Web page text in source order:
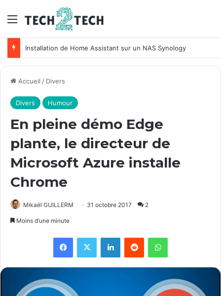
Menu
Accueil / Divers
Divers Humour
En pleine démo Edge
plante, le directeur de
Microsoft Azure installe
Chrome
Mikaël GUILLERM 31 octobre 2017 2
Moins d’une minute